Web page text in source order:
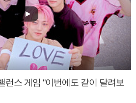
런스 게임 "이번에도 같이 달려보